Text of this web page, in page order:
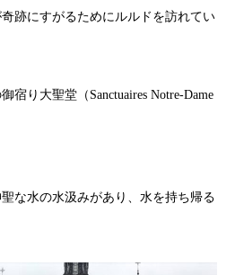
跡にすがるためにルルドを訪れてい
宿り大聖堂（Sanctuaires Notre-Dame
な水の水汲みがあり、水を持ち帰る